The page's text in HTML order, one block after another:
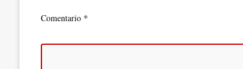
Comentario *